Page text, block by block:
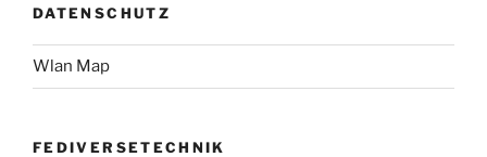
DATENSCHUTZ
Wlan Map
FEDIVERSETECHNIK